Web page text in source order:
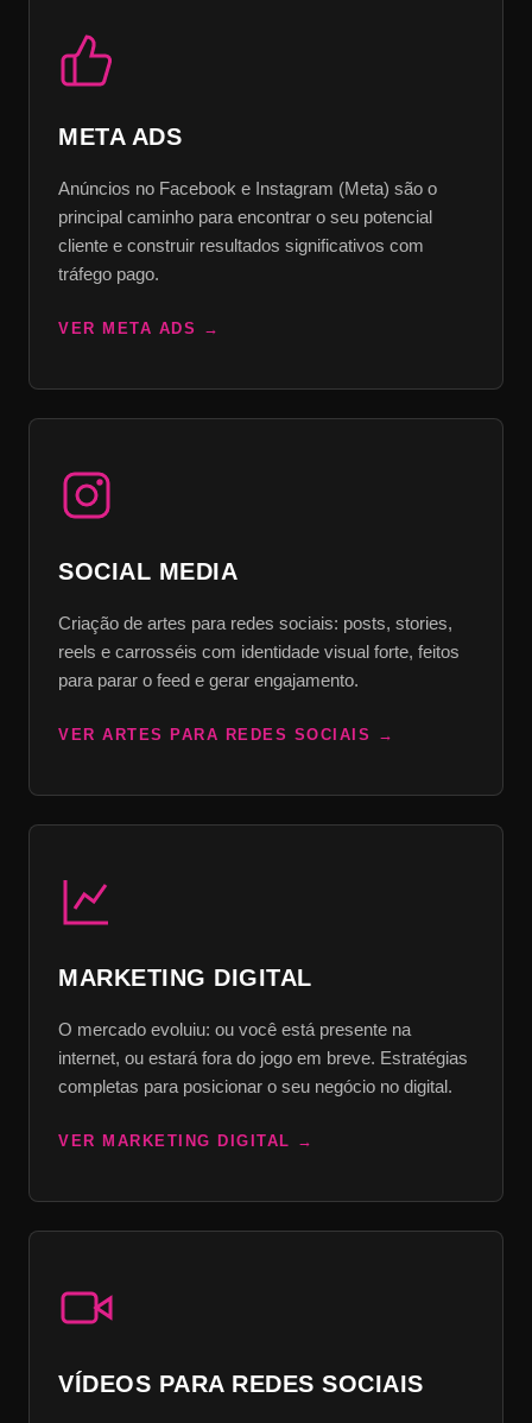
META ADS
Anúncios no Facebook e Instagram (Meta) são o
principal caminho para encontrar o seu potencial
cliente e construir resultados significativos com
tráfego pago.
VER META ADS
SOCIAL MEDIA
Criação de artes para redes sociais: posts, stories,
reels e carrosséis com identidade visual forte, feitos
para parar o feed e gerar engajamento.
VER ARTES PARA REDES SOCIAIS
MARKETING DIGITAL
O mercado evoluiu: ou você está presente na
internet, ou estará fora do jogo em breve. Estratégias
completas para posicionar o seu negócio no digital.
VER MARKETING DIGITAL
VÍDEOS PARA REDES SOCIAIS